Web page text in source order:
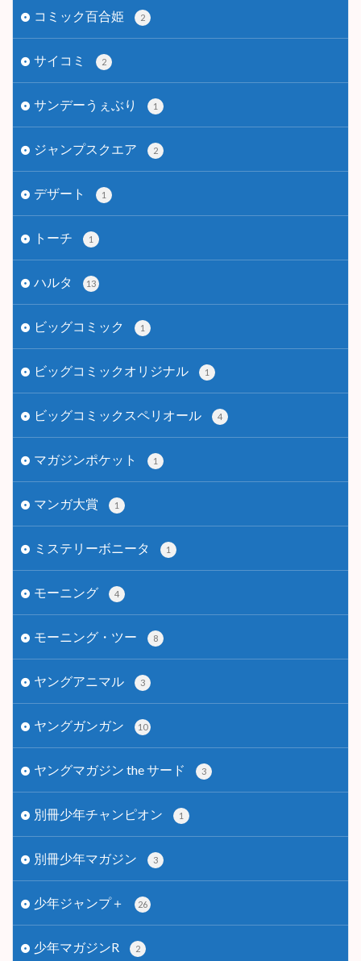
コミック百合姫 2
サイコミ 2
サンデーうぇぶり 1
ジャンプスクエア 2
デザート 1
トーチ 1
ハルタ 13
ビッグコミック 1
ビッグコミックオリジナル 1
ビッグコミックスペリオール 4
マガジンポケット 1
マンガ大賞 1
ミステリーボニータ 1
モーニング 4
モーニング・ツー 8
ヤングアニマル 3
ヤングガンガン 10
ヤングマガジン the サード 3
別冊少年チャンピオン 1
別冊少年マガジン 3
少年ジャンプ＋ 26
少年マガジンR 2